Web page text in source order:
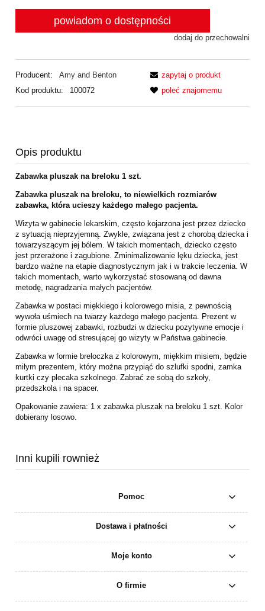
powiadom o dostępności
dodaj do przechowalni
Producent:
Amy and Benton
Kod produktu:
100072
zapytaj o produkt
poleć znajomemu
Opis produktu
Zabawka pluszak na breloku 1 szt.
Zabawka pluszak na breloku, to niewielkich rozmiarów
zabawka, która ucieszy każdego małego pacjenta.
Wizyta w gabinecie lekarskim, często kojarzona jest przez dziecko
z sytuacją nieprzyjemną. Zwykle, związana jest z chorobą dziecka i
towarzyszącym jej bólem. W takich momentach, dziecko często
jest przerażone i zagubione. Zminimalizowanie lęku dziecka, jest
bardzo ważne na etapie diagnostycznym jak i w trakcie leczenia. W
takich momentach, warto wykorzystać stosowaną od dawna
metodę, nagradzania małych pacjentów.
Zabawka w postaci miękkiego i kolorowego misia, z pewnością
wywoła uśmiech na twarzy każdego małego pacjenta. Prezent w
formie pluszowej zabawki, rozbudzi w dziecku pozytywne emocje i
odwróci uwagę od stresującej go wizyty w Państwa gabinecie.
Zabawka w formie breloczka z kolorowym, miękkim misiem, będzie
miłym prezentem, który można przypiąć do szlufki spodni, zamka
kurtki czy plecaka szkolnego. Zabrać ze sobą do szkoły,
przedszkola i na spacer.
Opakowanie zawiera: 1 x zabawka pluszak na breloku 1 szt. Kolor
dobierany losowo.
Inni kupili rownież
Pomoc
Dostawa i płatności
Moje konto
O firmie